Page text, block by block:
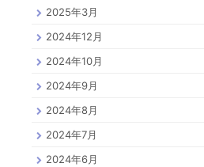
2025年3月
2024年12月
2024年10月
2024年9月
2024年8月
2024年7月
2024年6月